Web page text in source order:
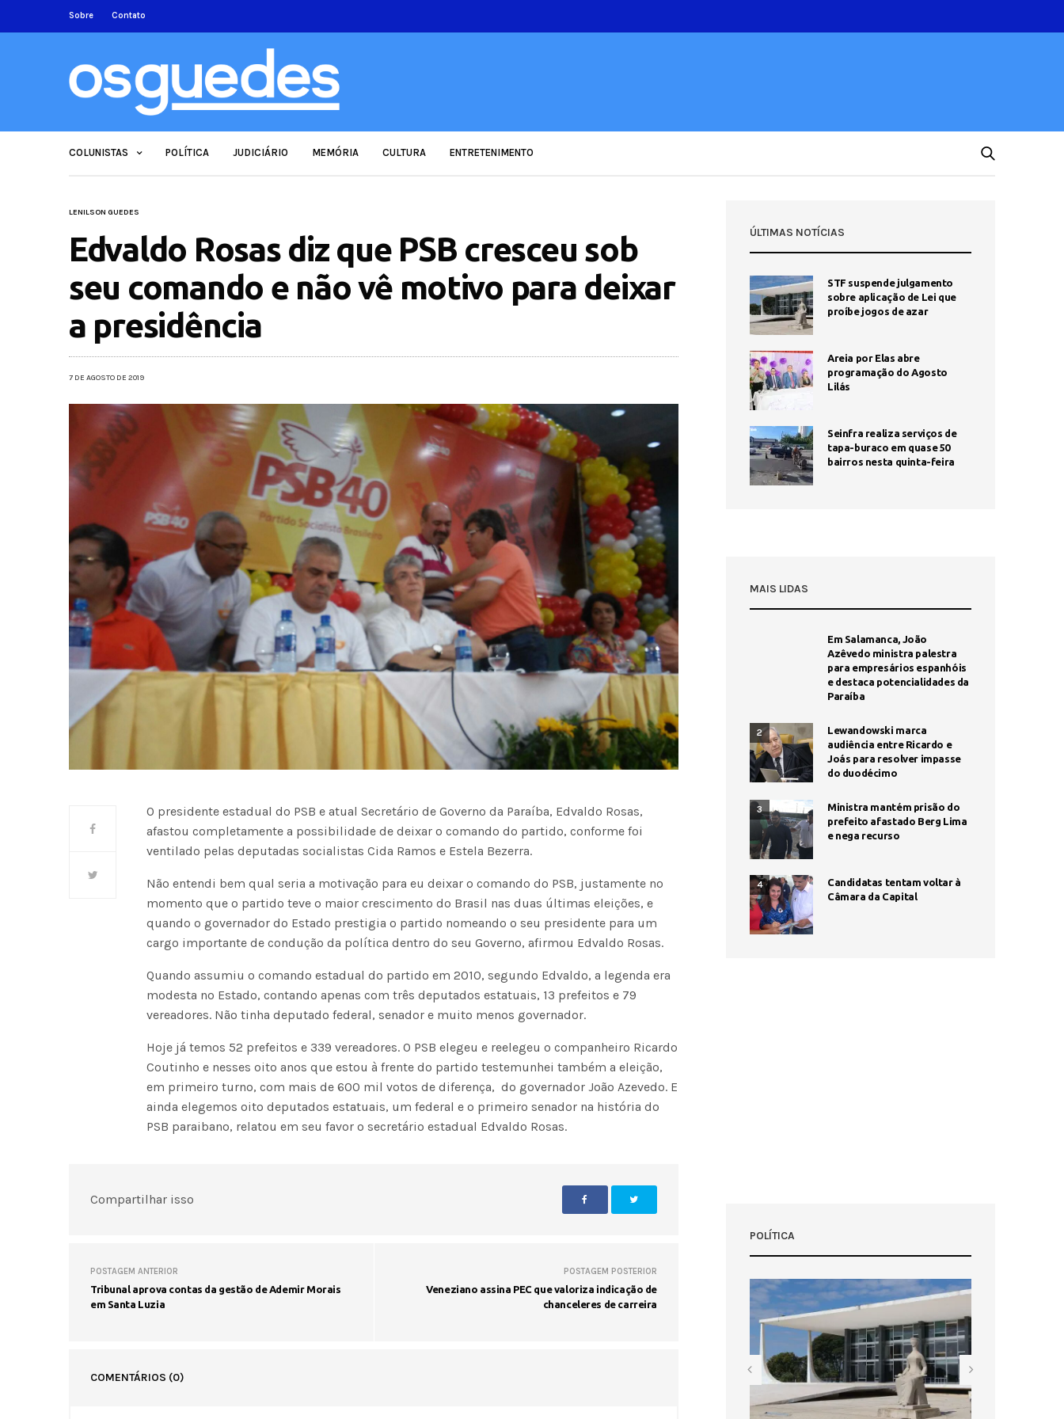
Sobre Contato
COLUNISTAS POLÍTICA JUDICIÁRIO MEMÓRIA CULTURA ENTRETENIMENTO
LENILSON GUEDES
Edvaldo Rosas diz que PSB cresceu sob
seu comando e não vê motivo para deixar
a presidência
7 DE AGOSTO DE 2019
O presidente estadual do PSB e atual Secretário de Governo da Paraíba, Edvaldo Rosas,
afastou completamente a possibilidade de deixar o comando do partido, conforme foi
ventilado pelas deputadas socialistas Cida Ramos e Estela Bezerra.
Não entendi bem qual seria a motivação para eu deixar o comando do PSB, justamente no
momento que o partido teve o maior crescimento do Brasil nas duas últimas eleições, e
quando o governador do Estado prestigia o partido nomeando o seu presidente para um
cargo importante de condução da política dentro do seu Governo, afirmou Edvaldo Rosas.
Quando assumiu o comando estadual do partido em 2010, segundo Edvaldo, a legenda era
modesta no Estado, contando apenas com três deputados estatuais, 13 prefeitos e 79
vereadores. Não tinha deputado federal, senador e muito menos governador.
Hoje já temos 52 prefeitos e 339 vereadores. O PSB elegeu e reelegeu o companheiro Ricardo
Coutinho e nesses oito anos que estou à frente do partido testemunhei também a eleição,
em primeiro turno, com mais de 600 mil votos de diferença, do governador João Azevedo. E
ainda elegemos oito deputados estatuais, um federal e o primeiro senador na história do
PSB paraibano, relatou em seu favor o secretário estadual Edvaldo Rosas.
Compartilhar isso
POSTAGEM ANTERIOR
Tribunal aprova contas da gestão de Ademir Morais
em Santa Luzia
POSTAGEM POSTERIOR
Veneziano assina PEC que valoriza indicação de
chanceleres de carreira
COMENTÁRIOS (0)
ÚLTIMAS NOTÍCIAS
STF suspende julgamento
sobre aplicação de Lei que
proíbe jogos de azar
Areia por Elas abre
programação do Agosto
Lilás
Seinfra realiza serviços de
tapa-buraco em quase 50
bairros nesta quinta-feira
MAIS LIDAS
Em Salamanca, João
Azêvedo ministra palestra
para empresários espanhóis
e destaca potencialidades da
Paraíba
2
Lewandowski marca
audiência entre Ricardo e
Joás para resolver impasse
do duodécimo
3
Ministra mantém prisão do
prefeito afastado Berg Lima
e nega recurso
4
Candidatas tentam voltar à
Câmara da Capital
POLÍTICA